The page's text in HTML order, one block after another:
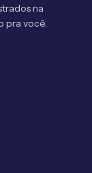
na
pra você.